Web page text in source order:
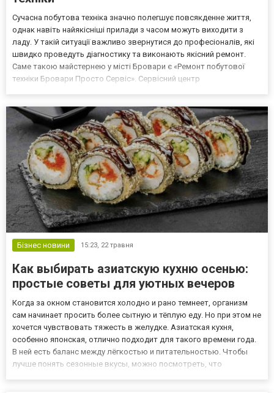
Сучасна побутова техніка значно полегшує повсякденне життя,
однак навіть найякісніші прилади з часом можуть виходити з
ладу. У такій ситуації важливо звернутися до професіоналів, які
швидко проведуть діагностику та виконають якісний ремонт.
Саме такою майстернею у місті Бровари є «Ремонт побутової
техніки Бровари Просто Сервіс». Сервісний центр
Бізнес новини 15:23, 22 травня
Как выбирать азиатскую кухню осенью:
простые советы для уютных вечеров
Когда за окном становится холодно и рано темнеет, организм
сам начинает просить более сытную и тёплую еду. Но при этом не
хочется чувствовать тяжесть в желудке. Азиатская кухня,
особенно японская, отлично подходит для такого времени года.
В ней есть баланс между лёгкостью и питательностью. Чтобы
лучше понять сезонные вкусы, можно посмотреть, что